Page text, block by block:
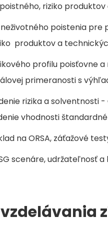
riziko
poistenia
produktov a
profilu poisťovne
primeranosti s
rizika a solventnosti -
vhodnosti
na ORSA, záťažové
scenáre, udržateľnosť